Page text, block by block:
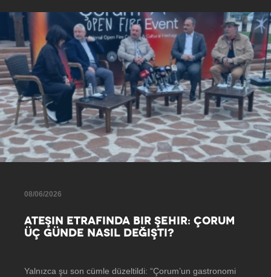
08/06/2026
ATEŞIN ETRAFINDA BIR ŞEHIR: ÇORUM
ÜÇ GÜNDE NASIL DEĞIŞTI?
Yalnızca şu son cümle düzeltildi: “Çorum’un gastronomi